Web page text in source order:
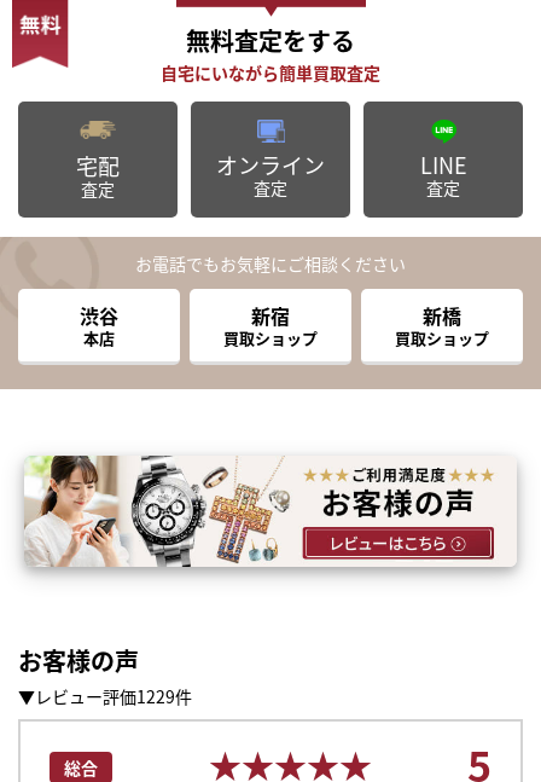
無料査定をする
宅配
査定
オンライン
査定
LINE
査定
お電話でもお気軽にご相談ください
渋谷
本店
新宿
買取ショップ
新橋
買取ショップ
お客様の声
▼レビュー評価1229件
総合 ★★★★★
★★★★★ 5
まずは